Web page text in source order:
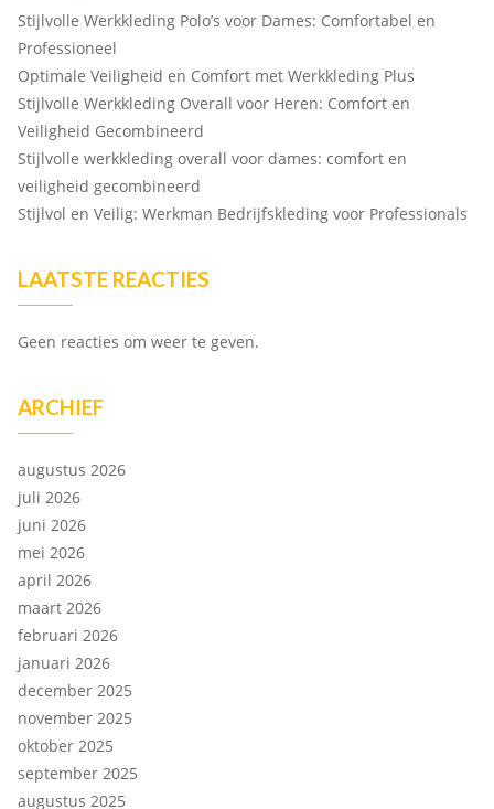
Stijlvolle Werkkleding Polo’s voor Dames: Comfortabel en
Professioneel
Optimale Veiligheid en Comfort met Werkkleding Plus
Stijlvolle Werkkleding Overall voor Heren: Comfort en
Veiligheid Gecombineerd
Stijlvolle werkkleding overall voor dames: comfort en
veiligheid gecombineerd
Stijlvol en Veilig: Werkman Bedrijfskleding voor Professionals
LAATSTE REACTIES
Geen reacties om weer te geven.
ARCHIEF
augustus 2026
juli 2026
juni 2026
mei 2026
april 2026
maart 2026
februari 2026
januari 2026
december 2025
november 2025
oktober 2025
september 2025
augustus 2025